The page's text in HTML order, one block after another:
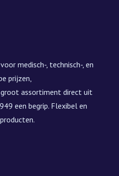
medisch-, technisch-, en
prijzen,
assortiment direct uit
een begrip. Flexibel en